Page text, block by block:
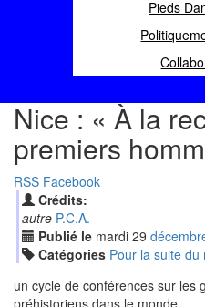
Pieds
Nice : « À la
premiers
RSS Facebook
Crédits:
autre P.C.A.
Publié le mardi 29 déc
Catégories Pour la suite du
un cycle de conférences sur les
préhistoriens dans le monde.